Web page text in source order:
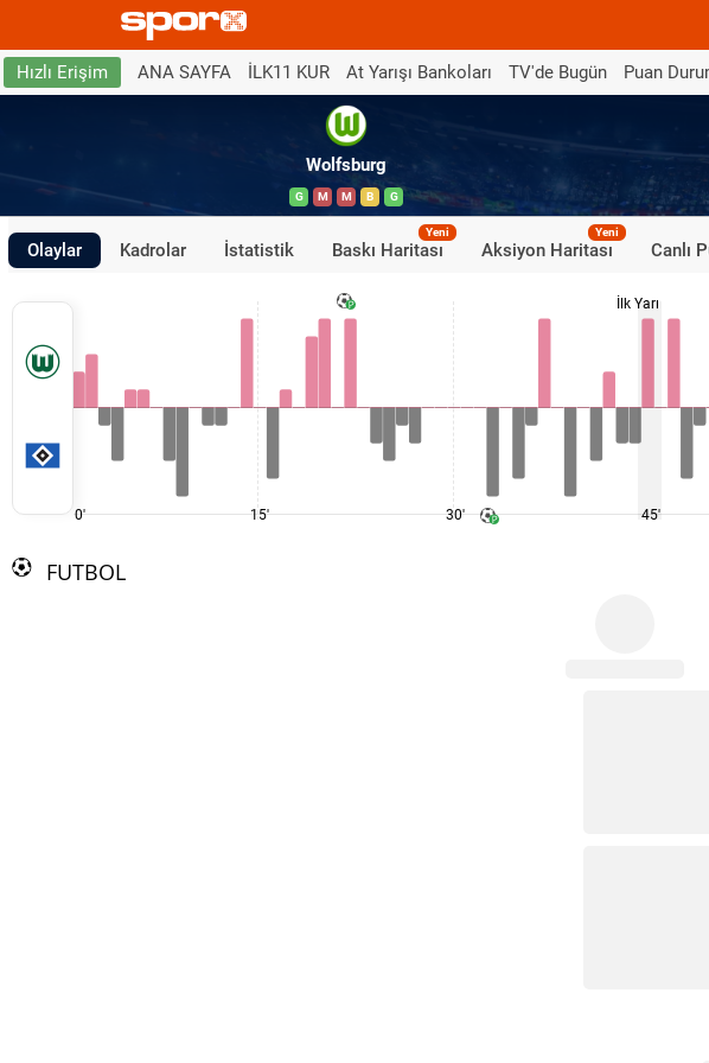
Hızlı Erişim ANA SAYFA İLK11 KUR At Yarışı Bankoları TV'de Bugün Puan
Wolfsburg
G M M B G
Olaylar Kadrolar İstatistik Baskı Haritası
Yeni
Aksiyon Haritası
Yeni
Canlı
0' 15' 30'
İlk Yarı
45'
FUTBOL